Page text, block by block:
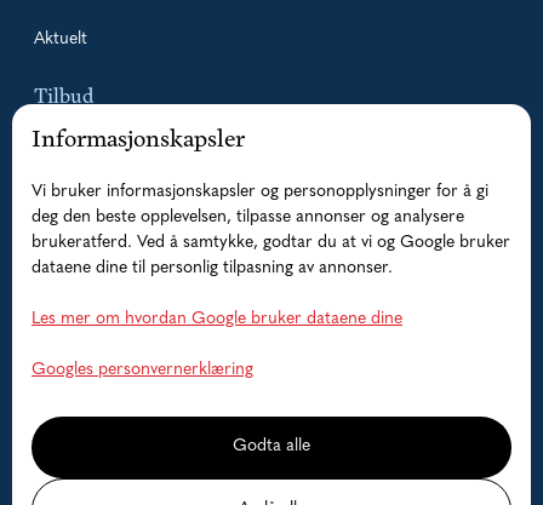
Informasjonskapsler
Vi bruker informasjonskapsler og personopplysninger for å gi
deg den beste opplevelsen, tilpasse annonser og analysere
brukeratferd. Ved å samtykke, godtar du at vi og Google bruker
dataene dine til personlig tilpasning av annonser.
Les mer om hvordan Google bruker dataene dine
Googles personvernerklæring
Godta alle
Aktuelt
Tilbud
Guidede fisketurer
Overnatting
Båter
Hjelp
Faq
Kontakt oss